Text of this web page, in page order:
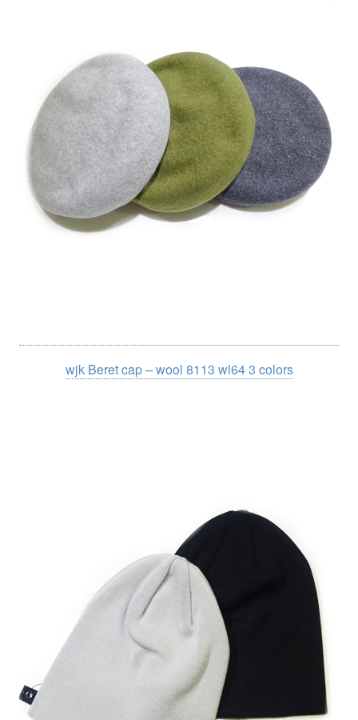
wjk Beret cap – wool 8113 wl64 3 colors